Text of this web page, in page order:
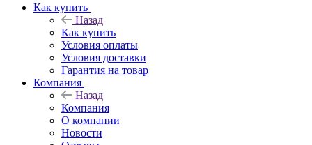
Как купить
Назад
Как купить
Условия оплаты
Условия доставки
Гарантия на товар
Компания
Назад
Компания
О компании
Новости